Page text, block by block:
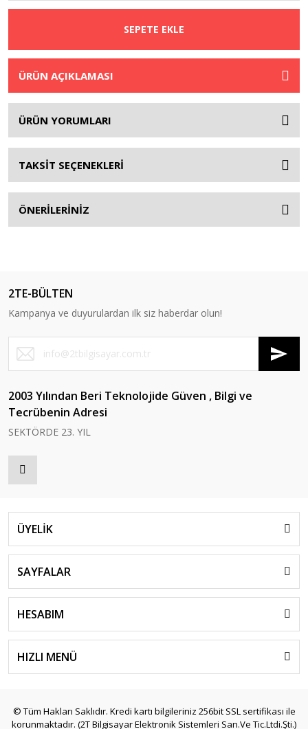
SEPETE EKLE
ÜRÜN AÇIKLAMASI
ÜRÜN YORUMLARI
TAKSİT SEÇENEKLERİ
ÖNERİLERİNİZ
2TE-BÜLTEN
Kampanya ve duyurulardan ilk siz haberdar olun!
2003 Yılından Beri Teknolojide Güven , Bilgi ve
Tecrübenin Adresi
SEKTÖRDE 23. YIL
ÜYELİK
SAYFALAR
HESABIM
HIZLI MENÜ
© Tüm Hakları Saklıdır. Kredi kartı bilgileriniz 256bit SSL sertifikası ile
korunmaktadır. (2T Bilgisayar Elektronik Sistemleri San.Ve Tic.Ltdi.Şti.)